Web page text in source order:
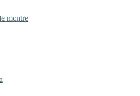
montre